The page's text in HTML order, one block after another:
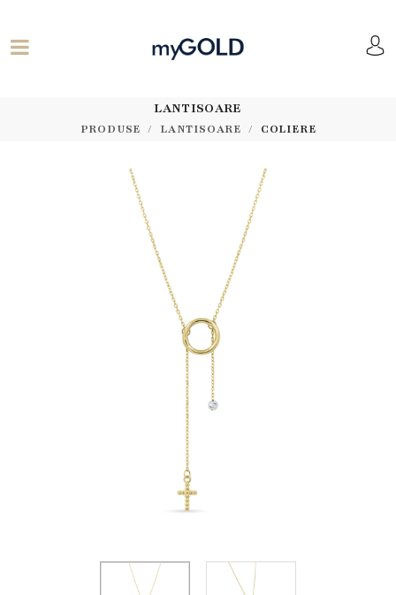
LANTISOARE
PRODUSE LANTISOARE COLIERE